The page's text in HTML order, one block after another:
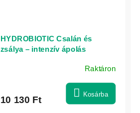
HYDROBIOTIC Csalán és
zsálya – intenzív ápolás
érzékeny fejbőrre – 150 ml –Raktáron
10 130 Ft Kosárba